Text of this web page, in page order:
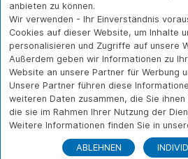
Für Privatkunden
Erfolgsgeschichte
n
Branchen
WLAN-
Über CAB
Karriere
Sponsoring
Kontakt
anbieten zu können.
Wir verwenden - Ihr Einverständnis
Cookies auf dieser Website, um Inhalte
personalisieren und Zugriffe auf unsere
Außerdem geben wir Informationen zu
Website an unsere Partner für Werbung
Unsere Partner führen diese
weiteren Daten zusammen, die Sie
die sie im Rahmen Ihrer Nutzung der
Weitere Informationen finden Sie in
ABLEHNEN